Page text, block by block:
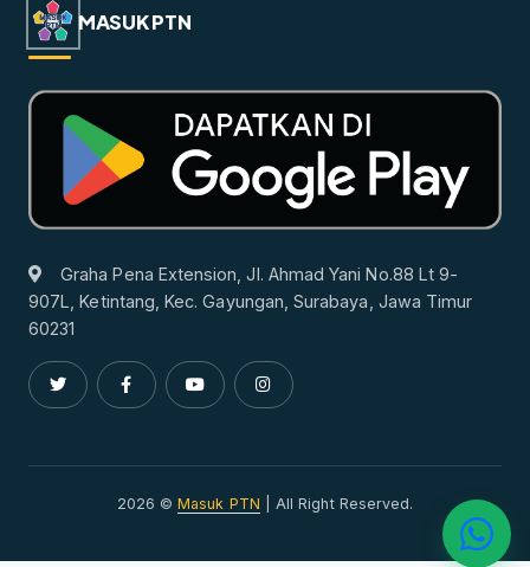
MASUK PTN
Graha Pena Extension, Jl. Ahmad Yani No.88 Lt 9-
907L, Ketintang, Kec. Gayungan, Surabaya, Jawa Timur
60231
2026 ©Masuk PTN | All Right Reserved.